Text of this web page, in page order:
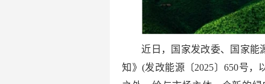
近日，国家发改委、国家能
知》(发改能源〔2025〕650号，